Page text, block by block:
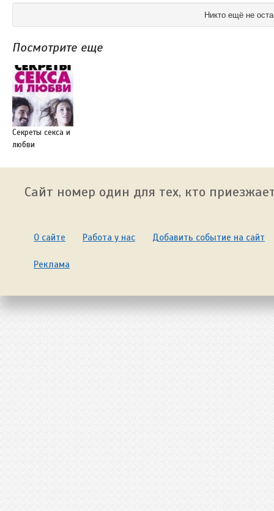
Никто ещё не
Посмотрите еще
Секреты секса и
любви
Сайт номер один для тех, кто
О сайте Работа у нас Добавить событие на сайт
Реклама